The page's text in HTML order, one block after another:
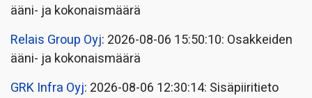
ääni- ja kokonaismäärä
Relais Group Oyj: 2026-08-06 15:50:10: Osakkeiden
ääni- ja kokonaismäärä
GRK Infra Oyj: 2026-08-06 12:30:14: Sisäpiiritieto